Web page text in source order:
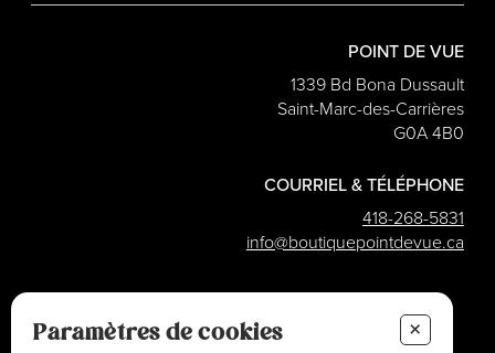
POINT DE VUE
1339 Bd Bona Dussault
Saint-Marc-des-Carrières
G0A 4B0
COURRIEL & TÉLÉPHONE
418-268-5831
info@boutiquepointdevue.ca
INFOLETTRE
Des conseils ? Les tendances ?
Paramètres de cookies +